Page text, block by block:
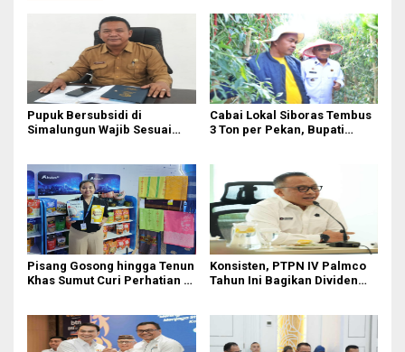
Pupuk Bersubsidi di
Simalungun Wajib Sesuai
Cabai Lokal Siboras Tembus
3 Ton per Pekan, Bupati
Pisang Gosong hingga Tenun
Khas Sumut Curi Perhatian di
Konsisten, PTPN IV Palmco
Tahun Ini Bagikan Dividen